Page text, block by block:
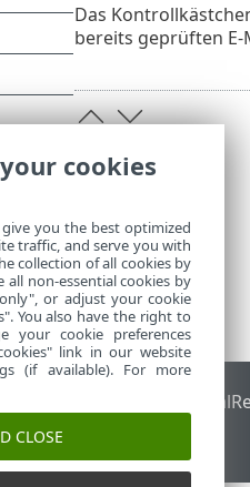
Das
bereits geprüften E-
Forum ESET Status Portal
vorbehalten.
cookies
you the best optimized
traffic, and serve you with
collection of all cookies by
all non-essential cookies by
or adjust your cookie
You also have the right to
your cookie preferences
link in our website
(if available). For more
CLOSE